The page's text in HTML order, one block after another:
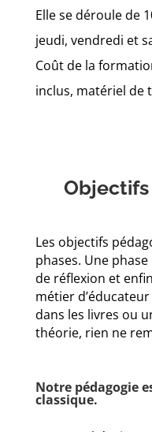
Elle se déroule de
jeudi, vendredi et
Coût de la
inclus, matériel de
Les objectifs
phases. Une
de réflexion et
métier
dans les livres ou
théorie, rien ne
Notre pédagogie
classique.